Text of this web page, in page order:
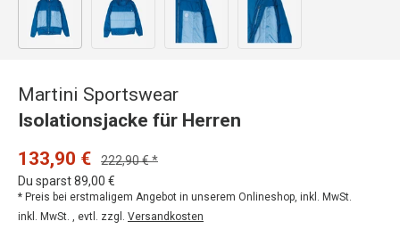
Bild 1 in Galerieansicht laden
Martini Sportswear
Isolationsjacke für Herren
133,90 €
222,90 € *
Du sparst 89,00 €
* Preis bei erstmaligem Angebot in unserem Onlineshop, inkl. MwSt.
inkl. MwSt. , evtl. zzgl. Versandkosten